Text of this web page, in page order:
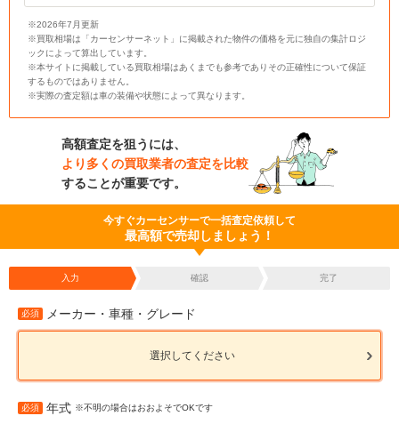
※2026年7月更新
※買取相場は「カーセンサーネット」に掲載された物件の価格を元に独自の集計ロジ
ックによって算出しています。
※本サイトに掲載している買取相場はあくまでも参考でありその正確性について保証
するものではありません。
※実際の査定額は車の装備や状態によって異なります。
高額査定を狙うには、
より多くの買取業者の査定を比較
することが重要です。
今すぐカーセンサーで一括査定依頼して
最高額で売却しましょう！
入力 確認 完了
必須 メーカー・車種・グレード
選択してください
必須 年式 ※不明の場合はおおよそでOKです